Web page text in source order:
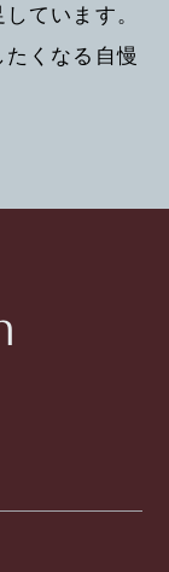
ています。
くなる自慢